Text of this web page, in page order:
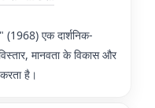
एक दार्शनिक-
मानवता के विकास और
है।